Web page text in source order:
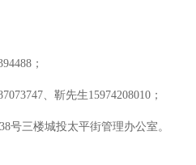
；
靳先生15974208010；
号三楼城投太平街管理办公室。